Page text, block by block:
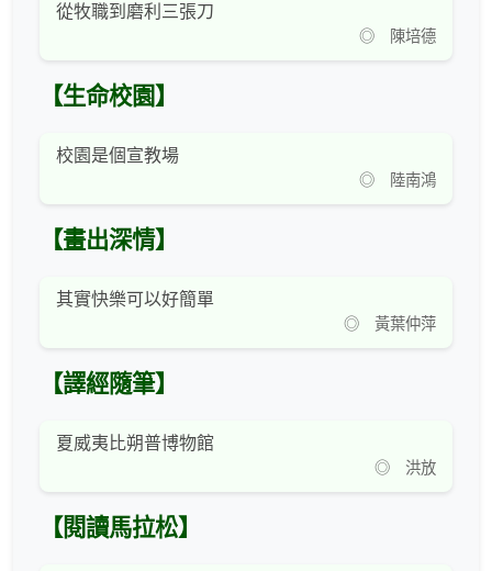
從牧職到磨利三張刀
◎ 陳培德
【生命校園】
校園是個宣教場
◎ 陸南鴻
【畫出深情】
其實快樂可以好簡單
◎ 黃葉仲萍
【譯經隨筆】
夏威夷比朔普博物館
◎ 洪放
【閱讀馬拉松】